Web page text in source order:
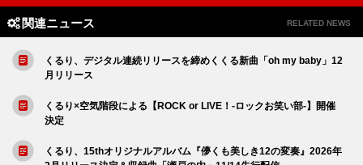
関連ニュース RELATED NEWS
くるり、デジタル連続リリースを締めくくる新曲「oh my baby」12
月リリース
くるり×空気階段による【ROCK or LIVE！-ロックお笑い部-】開催
決定
くるり、15thオリジナルアルバム『儚くも美しき12の変奏』2026年